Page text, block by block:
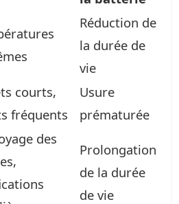
Réduction de
la durée de
vie
courts,
fréquents
Usure
prématurée
des
Prolongation
de la durée
de vie